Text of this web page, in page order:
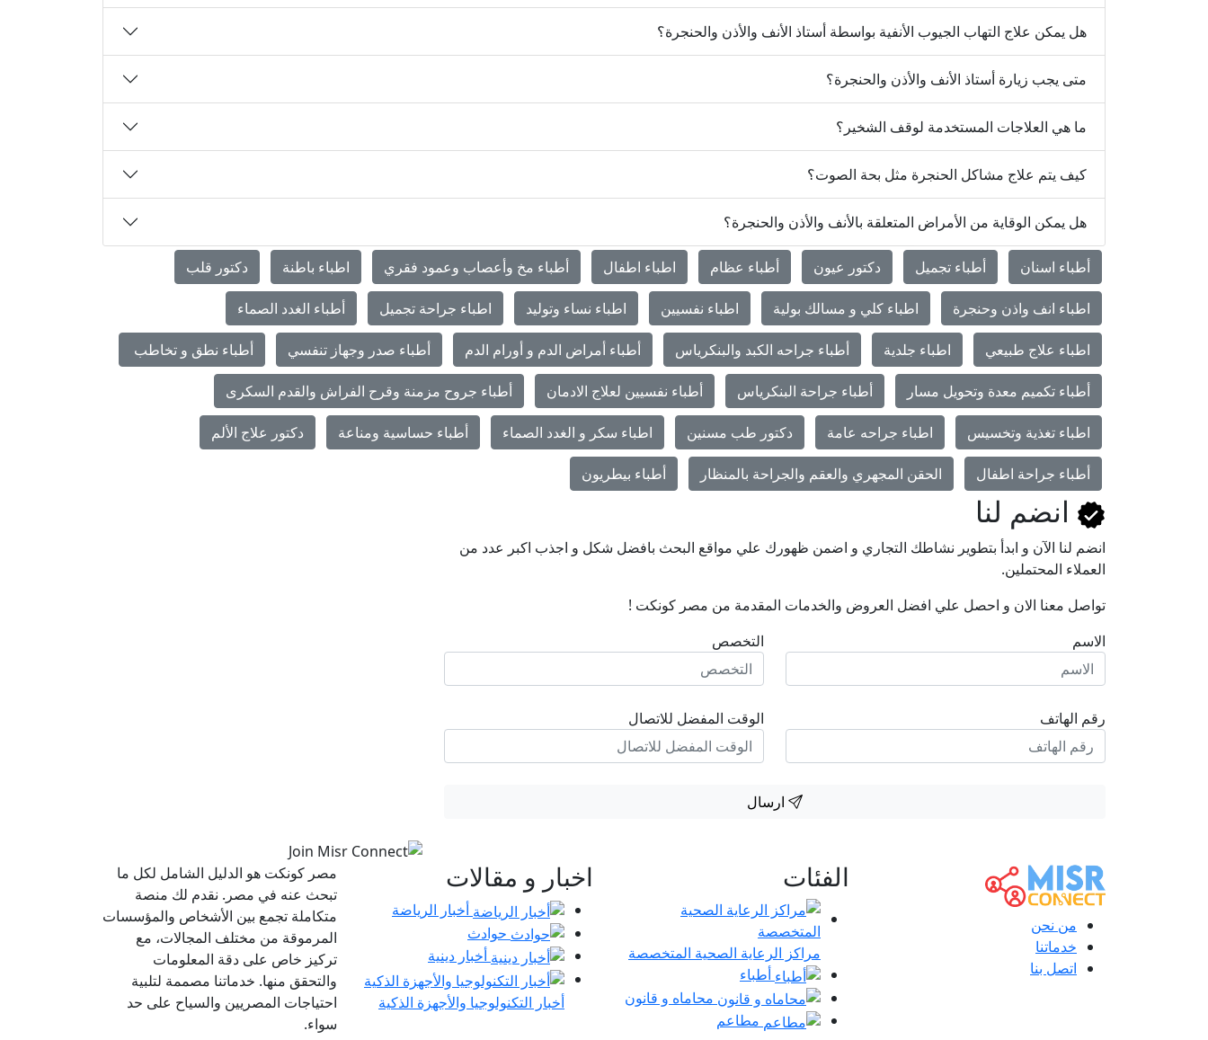
هل يمكن علاج التهاب الجيوب الأنفية بواسطة أستاذ الأنف والأذن والحنجرة؟
متى يجب زيارة أستاذ الأنف والأذن والحنجرة؟
ما هي العلاجات المستخدمة لوقف الشخير؟
كيف يتم علاج مشاكل الحنجرة مثل بحة الصوت؟
هل يمكن الوقاية من الأمراض المتعلقة بالأنف والأذن والحنجرة؟
أطباء اسنان أطباء تجميل دكتور عيون أطباء عظام اطباء اطفال أطباء مخ وأعصاب وعمود فقري اطباء باطنة دكتور قلب
اطباء انف واذن وحنجرة اطباء كلي و مسالك بولية اطباء نفسيين اطباء نساء وتوليد اطباء جراحة تجميل أطباء الغدد الصماء
اطباء علاج طبيعي اطباء جلدية أطباء جراحه الكبد والبنكرياس أطباء أمراض الدم و أورام الدم أطباء صدر وجهاز تنفسي أطباء نطق و تخاطب
أطباء تكميم معدة وتحويل مسار أطباء جراحة البنكرياس أطباء نفسيين لعلاج الادمان أطباء جروح مزمنة وقرح الفراش والقدم السكرى
اطباء تغذية وتخسيس اطباء جراحه عامة دكتور طب مسنين اطباء سكر و الغدد الصماء أطباء حساسية ومناعة دكتور علاج الألم
أطباء جراحة اطفال الحقن المجهري والعقم والجراحة بالمنظار أطباء بيطريون
انضم لنا
انضم لنا اﻵن و ابدأ بتطوير نشاطك التجاري و اضمن ظهورك علي مواقع البحث بافضل شكل و اجذب اكبر عدد من
العملاء المحتملين.
تواصل معنا الان و احصل علي افضل العروض والخدمات المقدمة من مصر كونكت !
الاسم
رقم الهاتف
التخصص
الوقت المفضل للاتصال
ارسال
من نحن
خدماتنا
اتصل بنا
الفئات
مراكز الرعاية الصحية المتخصصة
أطباء
محاماه و قانون
مطاعم
اخبار و مقالات
أخبار الرياضة
حوادث
أخبار دينية
أخبار التكنولوجيا والأجهزة الذكية
مصر كونكت هو الدليل الشامل لكل ما
تبحث عنه في مصر. نقدم لك منصة
متكاملة تجمع بين الأشخاص والمؤسسات
المرموقة من مختلف المجالات، مع
تركيز خاص على دقة المعلومات
والتحقق منها. خدماتنا مصممة لتلبية
احتياجات المصريين والسياح على حد
سواء.